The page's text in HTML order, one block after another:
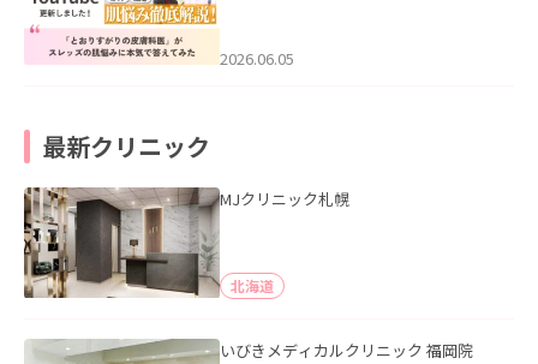
2026.06.05
最新クリニック
MJクリニック札幌
北海道
いびきメディカルクリニック 福岡院